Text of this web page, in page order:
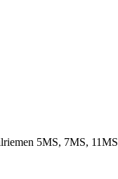
5MS, 7MS, 11MS